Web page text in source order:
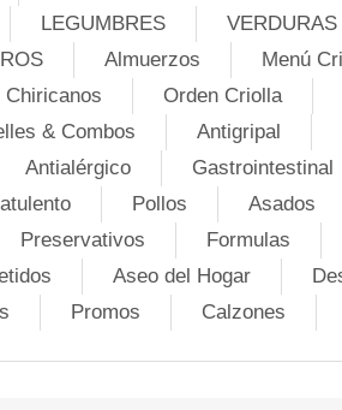
LEGUMBRES VERDURAS
Almuerzos Menú
Chiricanos Orden Criolla
& Combos Antigripal
Antialérgico Gastrointestinal
Pollos Asados
Preservativos Formulas
Aseo del Hogar
Promos Calzones